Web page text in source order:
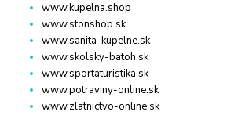
www.kupelna.shop
www.stonshop.sk
www.sanita-kupelne.sk
www.skolsky-batoh.sk
www.sportaturistika.sk
www.potraviny-online.sk
www.zlatnictvo-online.sk